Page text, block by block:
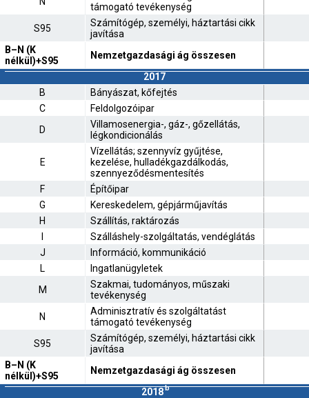
támogató tevékenység
S95
Számítógép, személyi, háztartási cikk
javítása
B–N (K
nélkül)+S95
Nemzetgazdasági ág összesen
2017
B
Bányászat, kőfejtés
C
Feldolgozóipar
D
Villamosenergia-, gáz-, gőzellátás,
légkondicionálás
E
Vízellátás; szennyvíz gyűjtése,
kezelése, hulladékgazdálkodás,
szennyeződésmentesítés
F
Építőipar
G
Kereskedelem, gépjárműjavítás
H
Szállítás, raktározás
Szálláshely-szolgáltatás, vendéglátás
J
Információ, kommunikáció
L
Ingatlanügyletek
M
Szakmai, tudományos, műszaki
tevékenység
N
Adminisztratív és szolgáltatást
támogató tevékenység
S95
Számítógép, személyi, háztartási cikk
javítása
B–N (K
nélkül)+S95
Nemzetgazdasági ág összesen
2018b